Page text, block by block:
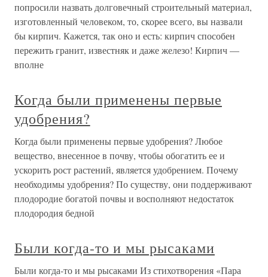
попросили назвать долговечный строительный материал,
изготовленный человеком, то, скорее всего, вы назвали
бы кирпич. Кажется, так оно и есть: кирпич способен
пережить гранит, известняк и даже железо! Кирпич —
вполне
Когда были применены первые
удобрения?
Когда были применены первые удобрения? Любое
вещество, внесенное в почву, чтобы обогатить ее и
ускорить рост растений, является удобрением. Почему
необходимы удобрения? По существу, они поддерживают
плодородие богатой почвы и восполняют недостаток
плодородия бедной
Были когда-то и мы рысаками
Были когда-то и мы рысаками Из стихотворения «Пара